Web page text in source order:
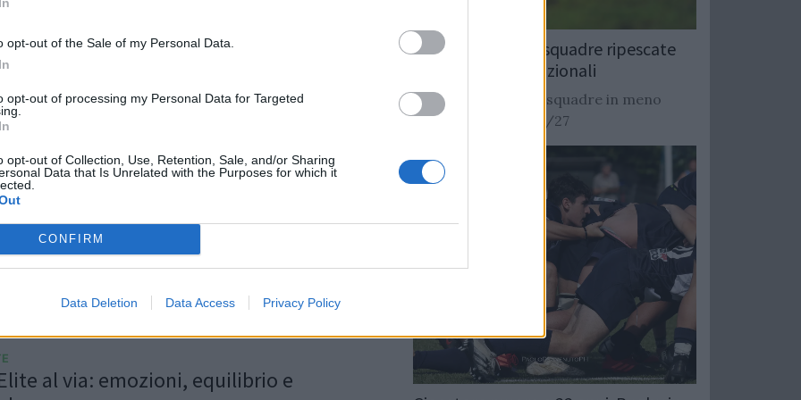
opt-out of the Sale of my Personal Data.
opt-out of processing my Personal Data for Targeted
opt-out of Collection, Use, Retention, Sale, and/or Sharing
Data that Is Unrelated with the Purposes for which it
CONFIRM
Data Deletion Data Access Privacy Policy
portano a casa il bonus
Serie A Elite: primo match clou
Mogliano
turno tre partite oggi, fra cui il derby emiliano
Le formazioni
al via: emozioni, equilibrio e
Rugby: Record di squadre ripescate
nei campionati nazionali
Si stimano oltre 20 squadre in meno
dalla stagione 2026/27